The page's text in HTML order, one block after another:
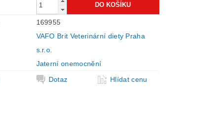
169955
VAFO Brit Veterinární diety Praha
s.r.o.
Jaterní onemocnění
Dotaz Hlídat cenu